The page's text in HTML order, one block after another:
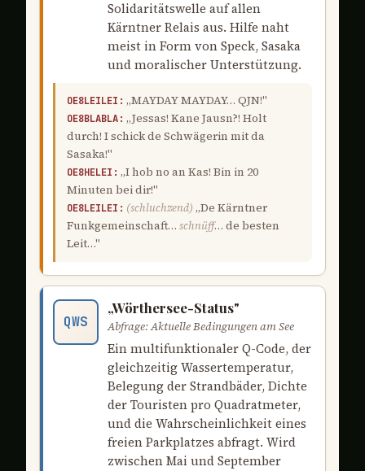
Solidaritätswelle auf allen
Kärntner Relais aus. Hilfe naht
meist in Form von Speck, Sasaka
und moralischer Unterstützung.
OE8LEILEI: „MAYDAY MAYDAY… QJN!"
OE8BLABLA: „Jessas! Kane Jausn?! Holt
durch! I schick de Schwägerin mit da
Sasaka!"
OE8HELEI: „I hob no an Kas! Bin in 20
Minuten bei dir!"
OE8LEILEI: (schluchzend) „De Kärntner
Funkgemeinschaft…schnüff… de besten
Leit…"
QWS
„Wörthersee-Status"
Abfrage: Aktuelle Bedingungen am See
Ein multifunktionaler Q-Code, der
gleichzeitig Wassertemperatur,
Belegung der Strandbäder, Dichte
der Touristen pro Quadratmeter,
und die Wahrscheinlichkeit eines
freien Parkplatzes abfragt. Wird
zwischen Mai und September